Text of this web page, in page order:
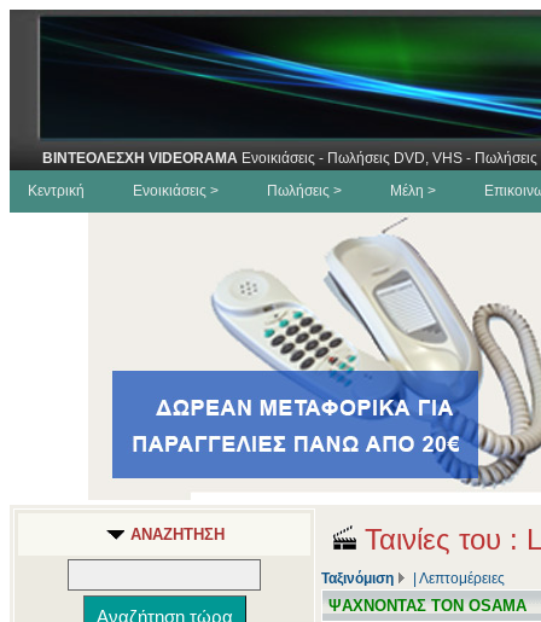
ΒΙΝΤΕΟΛΕΣΧΗ VIDEORAMA Ενοικιάσεις - Πωλήσεις DVD, VHS -
Κεντρική
Ενοικιάσεις > Πωλήσεις > Μέλη >
ΑΝΑΖΗΤΗΣΗ Ταινίες του
Ταξινόμιση Λεπτομέρειες
ΨΑΧΝΟΝΤΑΣ ΤΟΝ OSAMA